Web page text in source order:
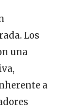
Los
una
a